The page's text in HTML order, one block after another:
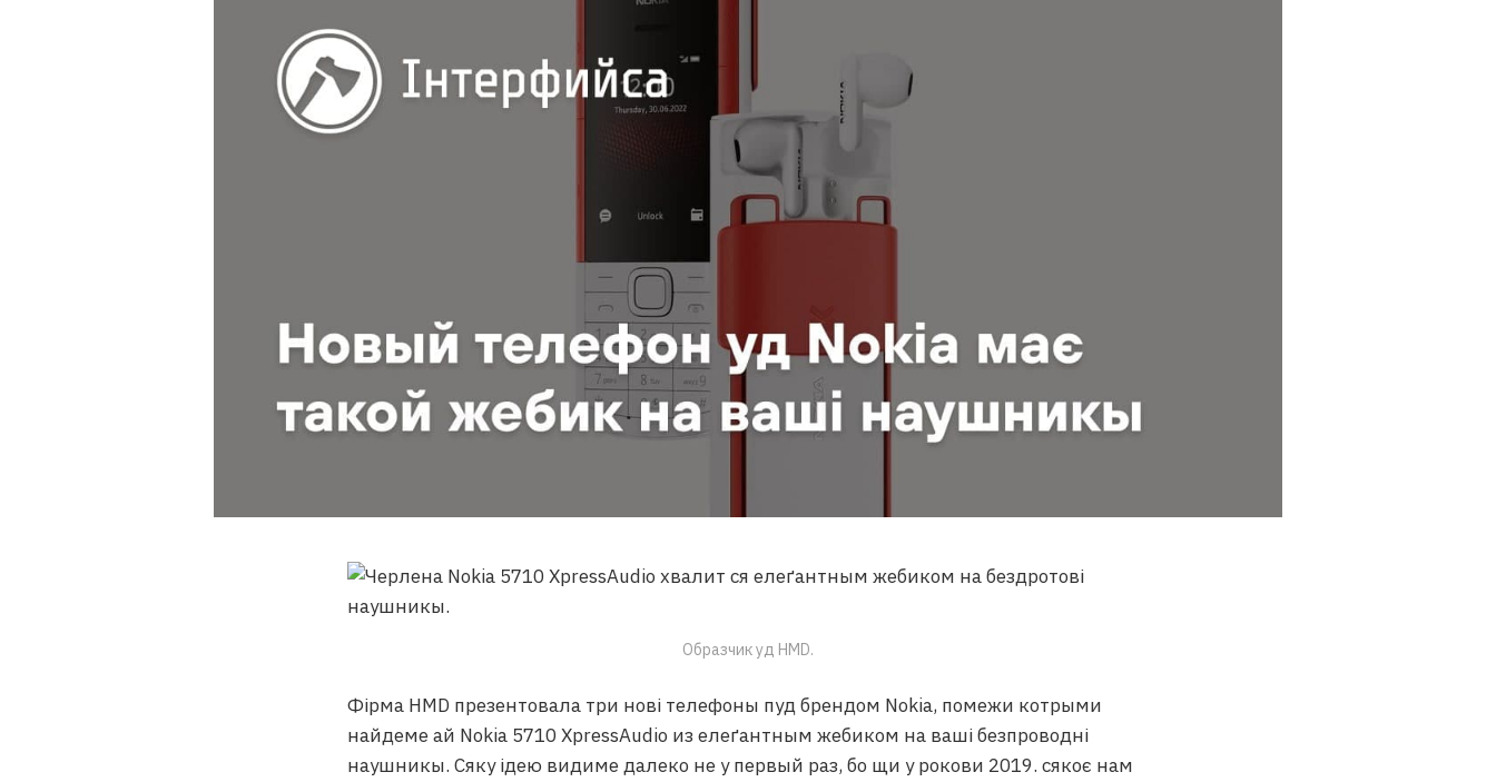
Образчик уд HMD.
Фірма HMD презентовала три нові телефоны пуд брендом Nokia, помежи котрыми
найдеме ай Nokia 5710 XpressAudio из елеґантным жебиком на ваші безпроводні
наушникы. Сяку ідею видиме далеко не у первый раз, бо щи у рокови 2019. сякоє нам